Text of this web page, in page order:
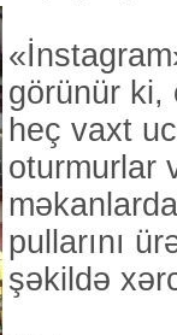
görünür ki,
heç vaxt
oturmurlar
pullarını
şəkildə